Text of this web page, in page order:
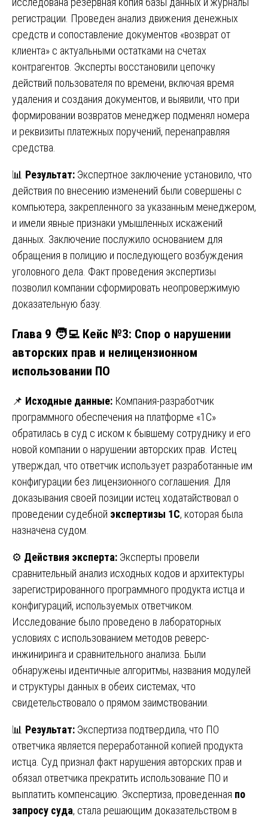
регистрации. Проведен анализ движения денежных
средств и сопоставление документов «возврат от
клиента» с актуальными остатками на счетах
контрагентов. Эксперты восстановили цепочку
действий пользователя по времени, включая время
удаления и создания документов, и выявили, что при
формировании возвратов менеджер подменял номера
и реквизиты платежных поручений, перенаправляя
средства.
📊 Результат: Экспертное заключение установило, что
действия по внесению изменений были совершены с
компьютера, закрепленного за указанным менеджером,
и имели явные признаки умышленных искажений
данных. Заключение послужило основанием для
обращения в полицию и последующего возбуждения
уголовного дела. Факт проведения экспертизы
позволил компании сформировать неопровержимую
доказательную базу.
Глава 9 🧑‍💻 Кейс №3: Спор о нарушении
авторских прав и нелицензионном
использовании ПО
📌 Исходные данные: Компания-разработчик
программного обеспечения на платформе «1С»
обратилась в суд с иском к бывшему сотруднику и его
новой компании о нарушении авторских прав. Истец
утверждал, что ответчик использует разработанные им
конфигурации без лицензионного соглашения. Для
доказывания своей позиции истец ходатайствовал о
проведении судебной экспертизы 1С, которая была
назначена судом.
⚙️ Действия эксперта: Эксперты провели
сравнительный анализ исходных кодов и архитектуры
зарегистрированного программного продукта истца и
конфигураций, используемых ответчиком.
Исследование было проведено в лабораторных
условиях с использованием методов реверс-
инжиниринга и сравнительного анализа. Были
обнаружены идентичные алгоритмы, названия модулей
и структуры данных в обеих системах, что
свидетельствовало о прямом заимствовании.
📊 Результат: Экспертиза подтвердила, что ПО
ответчика является переработанной копией продукта
истца. Суд признал факт нарушения авторских прав и
обязал ответчика прекратить использование ПО и
выплатить компенсацию. Экспертиза, проведенная по
запросу суда, стала решающим доказательством в